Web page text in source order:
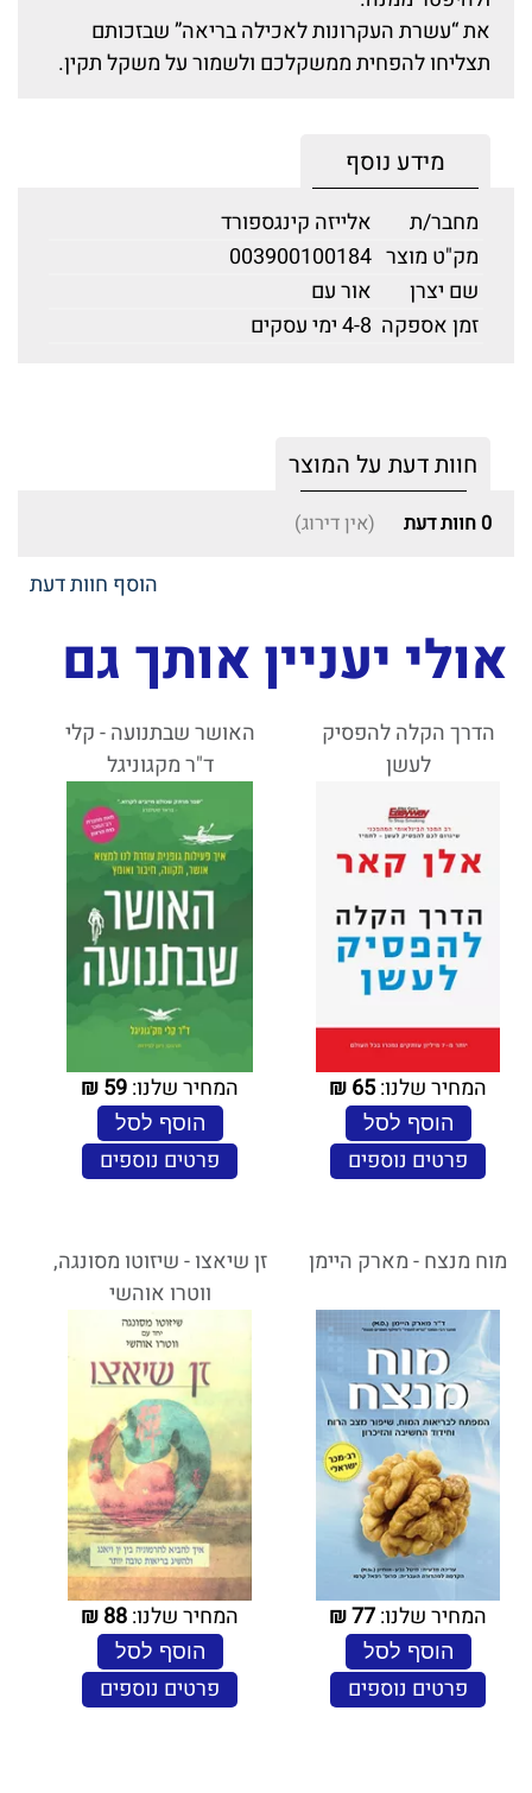
את “עשרת העקרונות לאכילה בריאה” שבזכותם
תצליחו להפחית ממשקלכם ולשמור על משקל תקין.
מידע נוסף
מחבר/ת
אלייזה קינגספורד
מק"ט מוצר 003900100184
שם יצרן
אור עם
זמן אספקה 4-8 ימי עסקים
חוות דעת על המוצר
0 חוות דעת (אין דירוג)
הוסף חוות דעת
אולי יעניין אותך גם
הדרך הקלה להפסיק
לעשן
המחיר שלנו:65
₪
הוסף לסל
פרטים נוספים
האושר שבתנועה - קלי
ד"ר מקגוניגל
המחיר שלנו:59
₪
הוסף לסל
פרטים נוספים
מוח מנצח - מארק היימן
המחיר שלנו:77
₪
הוסף לסל
פרטים נוספים
זן שיאצו - שיזוטו מסונגה,
ווטרו אוהשי
המחיר שלנו:88
₪
הוסף לסל
פרטים נוספים